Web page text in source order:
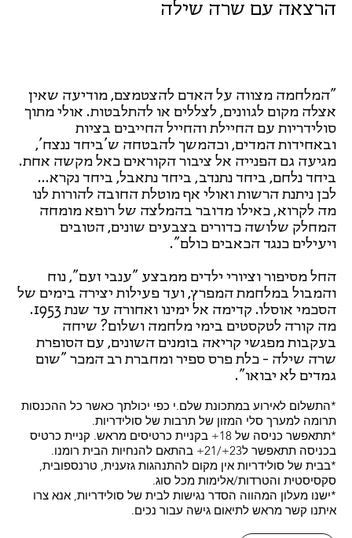
הרצאה עם שרה שילה
"המלחמה מצווה על האדם להצטמצם, מודיעה שאין
אצלה מקום לגוונים, לצללים או להתלבטות. אולי מתוך
סולידריות עם החיילת והחייל החייבים בציות
ובאחידות המדים, וכהמשך להבטחה ש'ביחד ננצח',
מגיעה גם הפנייה אל ציבור הקוראים כאל מקשה אחת.
ביחד נלחם, ביחד נתנדב, ביחד נתאבל, ביחד נקרא...
לכן ניתנת הרשות ואולי אף מוטלת החובה להורות לנו
מה לקרוא, כאילו מדובר בהמלצה של רופא מומחה
המחלק שלושה כדורים בצבעים שונים, הטובים
ויעילים כנגד הכאבים כולם".
החל מסיפור וציורי ילדים ממבצע "ענבי זעם", נוח
והמבול במלחמת המפרץ, ועד פעילות יצירה בימים של
הסכמי אוסלו. קדימה אל ימינו ואחורה עד שנת 1953.
מה קורה לטקסטים בימי מלחמה ושלום? שיחה
בעקבות מפגשי קריאה בזמנים השונים, עם הסופרת
שרה שילה - כלת פרס ספיר ומחברת רב המכר "שום
גמדים לא יבואו".
*התשלום לאירוע במתכונת שלם.י כפי יכולתך כאשר כל ההכנסות
תרומה למערך סלי המזון של תרבות של סולידריות.
*תתאפשר כניסה של 18+ בקניית כרטיסים מראש. קניית כרטיס
בכניסה תתאפשר ל23+/21+ בהתאם להנחיות הבית רומנו.
*בבית של סולידריות אין מקום להתנהגות גזענית, טרנספובית,
סקסיסטית והטרדות/אלימות מכל סוג.
*ישנו מעלון המהווה הסדר נגישות לבית של סולידריות, אנא צרו
איתנו קשר מראש לתיאום גישה עבור נכים.